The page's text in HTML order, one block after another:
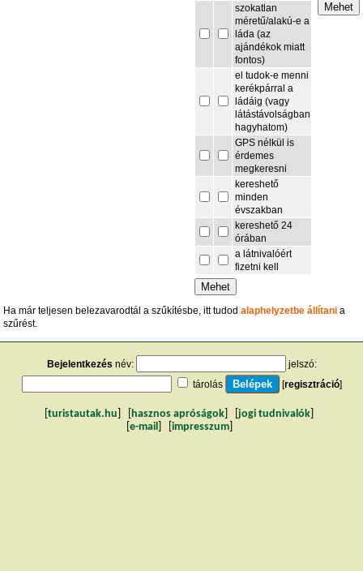
szokatlan
méretű/alakú-e a
láda (az
ajándékok miatt
fontos)
el tudok-e menni
kerékpárral a
ládáig (vagy
látástávolságban
hagyhatom)
GPS nélkül is
érdemes
megkeresni
kereshető
minden
évszakban
kereshető 24
órában
a látnivalóért
fizetni kell
Ha már teljesen belezavarodtál a szűkítésbe, itt tudodalaphelyzetbe állítani a
szűrést.
Bejelentkezés név:
jelszó:
tárolás
[regisztráció]
turistautak.hu hasznos apróságok jogi tudnivalók
e-mail impresszum]